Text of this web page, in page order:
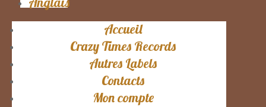
Accueil
Crazy Times Records
Autres Labels
Contacts
Mon compte